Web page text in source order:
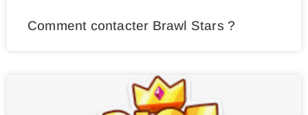
Comment contacter Brawl Stars ?